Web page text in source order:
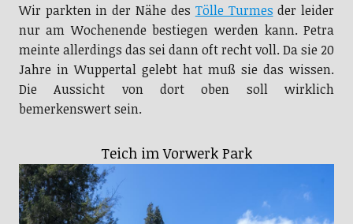
Wir parkten in der Nähe des Tölle Turmes der leider
nur am Wochenende bestiegen werden kann. Petra
meinte allerdings das sei dann oft recht voll. Da sie 20
Jahre in Wuppertal gelebt hat muß sie das wissen.
Die Aussicht von dort oben soll wirklich
bemerkenswert sein.
Teich im Vorwerk Park